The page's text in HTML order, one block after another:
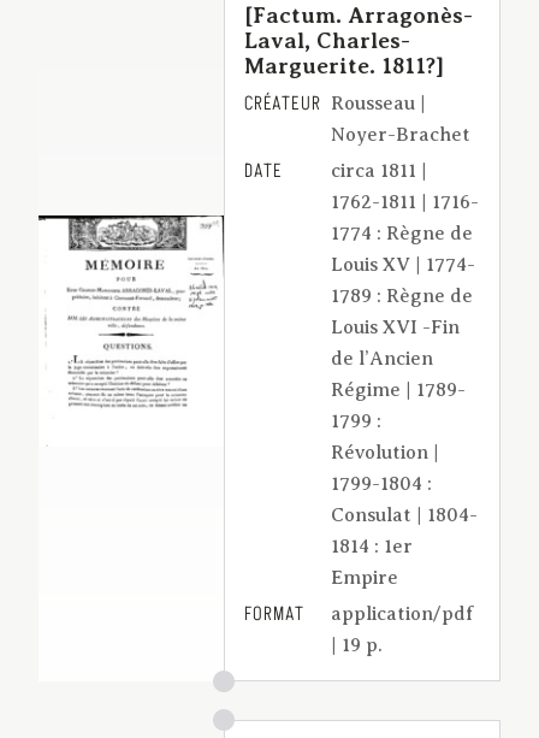
[Factum. Arragonès-
Laval, Charles-
Marguerite. 1811?]
CRÉATEUR Rousseau |
Noyer-Brachet
DATE
circa 1811 |
1762-1811 | 1716-
1774 : Règne de
Louis XV | 1774-
1789 : Règne de
Louis XVI -Fin
de l’Ancien
Régime | 1789-
1799 :
Révolution |
1799-1804 :
Consulat | 1804-
1814 : 1er
Empire
FORMAT
application/pdf
| 19 p.